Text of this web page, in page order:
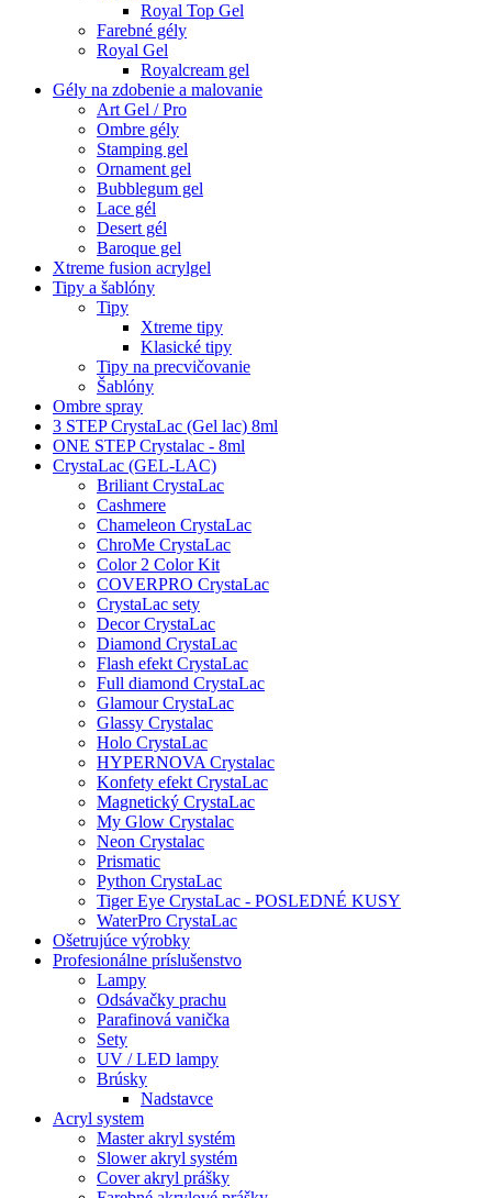
Royal Top Gel
Farebné gély
Royal Gel
Royalcream gel
Gély na zdobenie a malovanie
Art Gel / Pro
Ombre gély
Stamping gel
Ornament gel
Bubblegum gel
Lace gél
Desert gél
Baroque gel
Xtreme fusion acrylgel
Tipy a šablóny
Tipy
Xtreme tipy
Klasické tipy
Tipy na precvičovanie
Šablóny
Ombre spray
3 STEP CrystaLac (Gel lac) 8ml
ONE STEP Crystalac - 8ml
CrystaLac (GEL-LAC)
Briliant CrystaLac
Cashmere
Chameleon CrystaLac
ChroMe CrystaLac
Color 2 Color Kit
COVERPRO CrystaLac
CrystaLac sety
Decor CrystaLac
Diamond CrystaLac
Flash efekt CrystaLac
Full diamond CrystaLac
Glamour CrystaLac
Glassy Crystalac
Holo CrystaLac
HYPERNOVA Crystalac
Konfety efekt CrystaLac
Magnetický CrystaLac
My Glow Crystalac
Neon Crystalac
Prismatic
Python CrystaLac
Tiger Eye CrystaLac - POSLEDNÉ KUSY
WaterPro CrystaLac
Ošetrujúce výrobky
Profesionálne príslušenstvo
Lampy
Odsávačky prachu
Parafinová vanička
Sety
UV / LED lampy
Brúsky
Nadstavce
Acryl system
Master akryl systém
Slower akryl systém
Cover akryl prášky